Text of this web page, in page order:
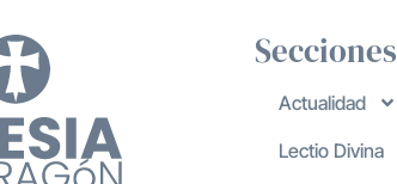
Secciones
Actualidad
Lectio Divina